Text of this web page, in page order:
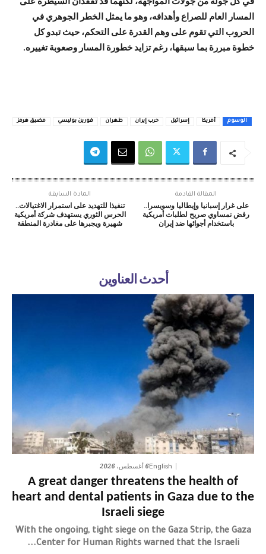
في كل جولة من جولات المواجهة، لكنهما قد تفقدان السيطرة على
المسار العام للصراع وأهدافه، وهو ما يمثل الخطر الجوهري في
الحروب التي تقوم على وهم القدرة على التحكم، حيث تبدو كل
خطوة مبررة بما سبقها، رغم تزايد خطورة المسار وصعوبة تغييره.
الوسوم أمريكا إسرائيل حرب إيران طهران فورين بوليسي مضيق هرمز
المادة السابقة
تنفيذا للتهديد على استمرار الاغتيالات..
الحرس الثوري يستهدف شركة أمريكية
شهيرة ويجبرها على مغادرة المنطقة
المقالة القادمة
على غرار إسبانيا وإيطاليا وسويسرا..
رفض نمساوي صريح لطلبات أمريكية
باستخدام أجوائها ضد إيران
أحدث العناوين
English6 أغسطس، 2026
A great danger threatens the health of
heart and dental patients in Gaza due to the
Israeli siege
With the ongoing, tight siege on the Gaza Strip, the Gaza
Center for Human Rights warned that the Israeli...